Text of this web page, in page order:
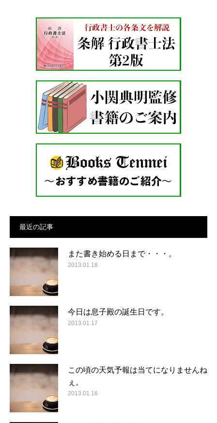
最近の記事
また書き始める日まで・・・。
2013.01.18
今日は息子殿の誕生日です。
2013.01.17
この頃の天気予報は当てになりませんね
ぇ。
2013.01.16